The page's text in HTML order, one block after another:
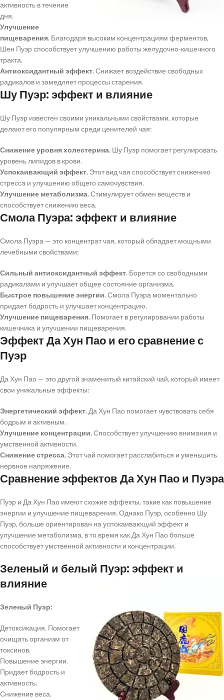
активность в течение
дня.
Улучшение
пищеварения. Благодаря высоким концентрациям ферментов,
Шен Пуэр способствует улучшению работы желудочно-кишечного
тракта.
Антиоксидантный эффект.Снижает воздействие свободных
радикалов и замедляет процессы старения.
Шу Пуэр: эффект и влияние
Шу Пуэр известен своими уникальными свойствами, которые
делают его популярным среди ценителей чая:
Снижение уровня холестерина. Шу Пуэр помогает регулировать
уровень липидов в крови.
Успокаивающий эффект. Этот вид чая способствует снижению
стресса и улучшению общего самочувствия.
Улучшение метаболизма.Стимулирует обмен веществ и
способствует снижению веса.
Смола Пуэра: эффект и влияние
Смола Пуэра — это концентрат чая, который обладает мощными
лечебными свойствами:
Сильный антиоксидантный эффект. Борется со свободными
радикалами и улучшает общее состояние организма.
Быстрое повышение энергии.Смола Пуэра моментально
придает бодрость и улучшает концентрацию.
Улучшение пищеварения. Помогает в регулировании работы
кишечника и улучшении пищеварения.
Эффект Да Хун Пао и его сравнение с
Пуэр
Да Хун Пао — это другой знаменитый китайский чай, который имеет
свои уникальные эффекты:
Энергетический эффект. Да Хун Пао помогает чувствовать себя
бодрым и активным.
Улучшение концентрации.Способствует улучшению внимания и
умственной активности.
Снижение стресса. Этот чай помогает расслабиться и уменьшить
нервное напряжение.
Сравнение эффектов Да Хун Пао и Пуэра
Пуэр и Да Хун Пао имеют схожие эффекты, такие как повышение
энергии и улучшение пищеварения. Однако Пуэр, особенно Шу
Пуэр, больше ориентирован на успокаивающий эффект и
улучшение метаболизма, в то время как Да Хун Пао больше
способствует умственной активности и концентрации.
Зеленый и белый Пуэр: эффект и
влияние
Зеленый Пуэр:
Детоксикация. Помогает
очищать организм от
токсинов.
Повышение энергии.
Придает бодрость и
активность.
Снижение веса.